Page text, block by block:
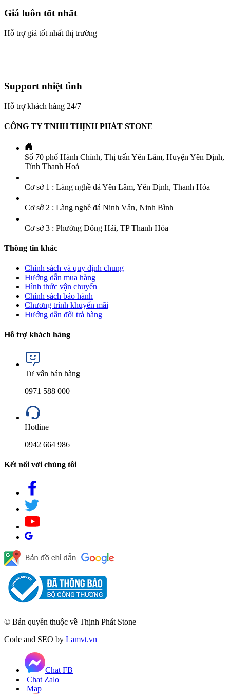
Giá luôn tốt nhất
Hỗ trợ giá tốt nhất thị trường
Support nhiệt tình
Hỗ trợ khách hàng 24/7
CÔNG TY TNHH THỊNH PHÁT STONE
Số 70 phố Hành Chính, Thị trấn Yên Lâm, Huyện Yên Định,
Tỉnh Thanh Hoá
Cơ sở 1 : Làng nghề đá Yên Lâm, Yên Định, Thanh Hóa
Cơ sở 2 : Làng nghề đá Ninh Vân, Ninh Bình
Cơ sở 3 : Phường Đông Hải, TP Thanh Hóa
Thông tin khác
Chính sách và quy định chung
Hướng dẫn mua hàng
Hình thức vận chuyển
Chính sách bảo hành
Chương trình khuyến mãi
Hướng dẫn đổi trả hàng
Hỗ trợ khách hàng
Tư vấn bán hàng
0971 588 000
Hotline
0942 664 986
Kết nối với chúng tôi
© Bản quyền thuộc về Thịnh Phát Stone
Code and SEO by Lamvt.vn
Chat FB
Chat Zalo
Map